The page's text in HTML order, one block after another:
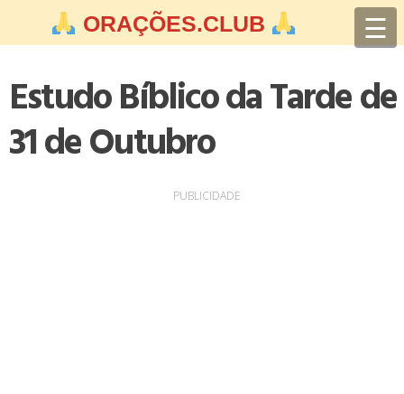
ORAÇÕES.CLUB ☰
Estudo Bíblico da Tarde de
31 de Outubro
PUBLICIDADE